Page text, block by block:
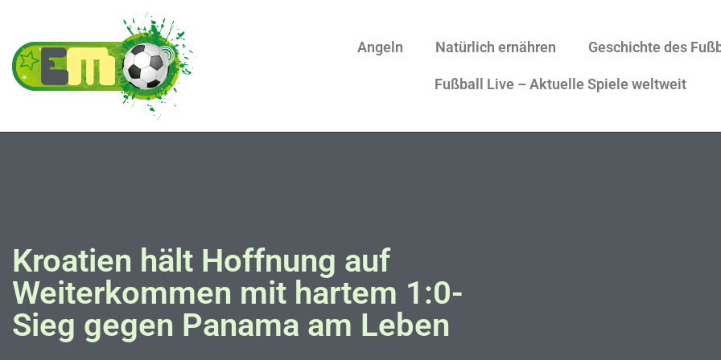
Angeln Natürlich ernähren Geschichte des
Fußball Live – Aktuelle Spiele weltweit
Kroatien hält Hoffnung auf
Weiterkommen mit hartem 1:0-
Sieg gegen Panama am Leben